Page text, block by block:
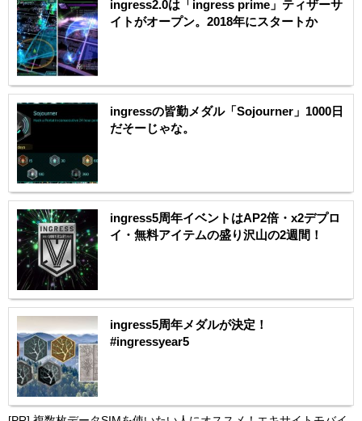
ingress2.0は「ingress prime」ティザーサ
イトがオープン。2018年にスタートか
ingressの皆勤メダル「Sojourner」1000日
だそーじゃな。
ingress5周年イベントはAP2倍・x2デプロ
イ・無料アイテムの盛り沢山の2週間！
ingress5周年メダルが決定！
#ingressyear5